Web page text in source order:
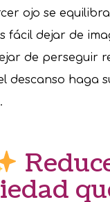
ojo se
fácil dejar de
de perseguir
descanso haga